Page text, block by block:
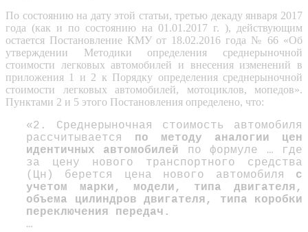
По состоянию на дату этой статьи, третью декаду января 2017
года (как и по состоянию на 01.01.2017 г. ), действующим
остается Постановление КМУ от 18.02.2016 года № 66 «Об
утверждении Методики определения среднерыночной
стоимости легковых автомобилей и внесения изменений в
приложения 1 и 2 к Порядку определения среднерыночной
стоимости легковых автомобилей, мотоциклов, мопедов».
Пунктами 2 и 5 этого Постановления определено, что:
«2. Среднерыночная стоимость автомобиля
рассчитывается по методу аналогии цен
идентичных автомобилей по формуле … где
за цену нового транспортного средства
(Цн) берется цена нового автомобиля с
учетом марки, модели, типа двигателя,
объема цилиндров двигателя, типа коробки
переключения передач.
…